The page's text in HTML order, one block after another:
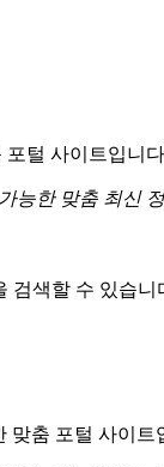
털 사이트입니
능한 맞춤 최신
검색할 수 있습니
맞춤 포털 사이